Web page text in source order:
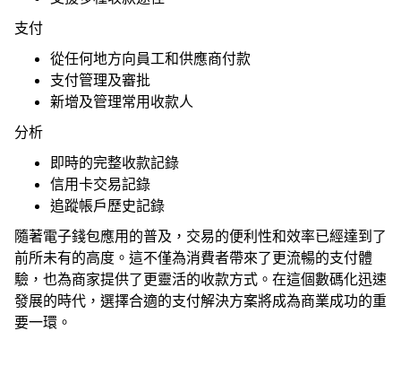
產品
行業
價格
資源
公司
語言
支付
從任何地方向員工和供應商付款
支付管理及審批
新增及管理常用收款人
分析
即時的完整收款記錄
信用卡交易記錄
追蹤帳戶歷史記錄
隨著電子錢包應用的普及，交易的便利性和效率已經達到了
前所未有的高度。這不僅為消費者帶來了更流暢的支付體
驗，也為商家提供了更靈活的收款方式。在這個數碼化迅速
發展的時代，選擇合適的支付解決方案將成為商業成功的重
要一環。